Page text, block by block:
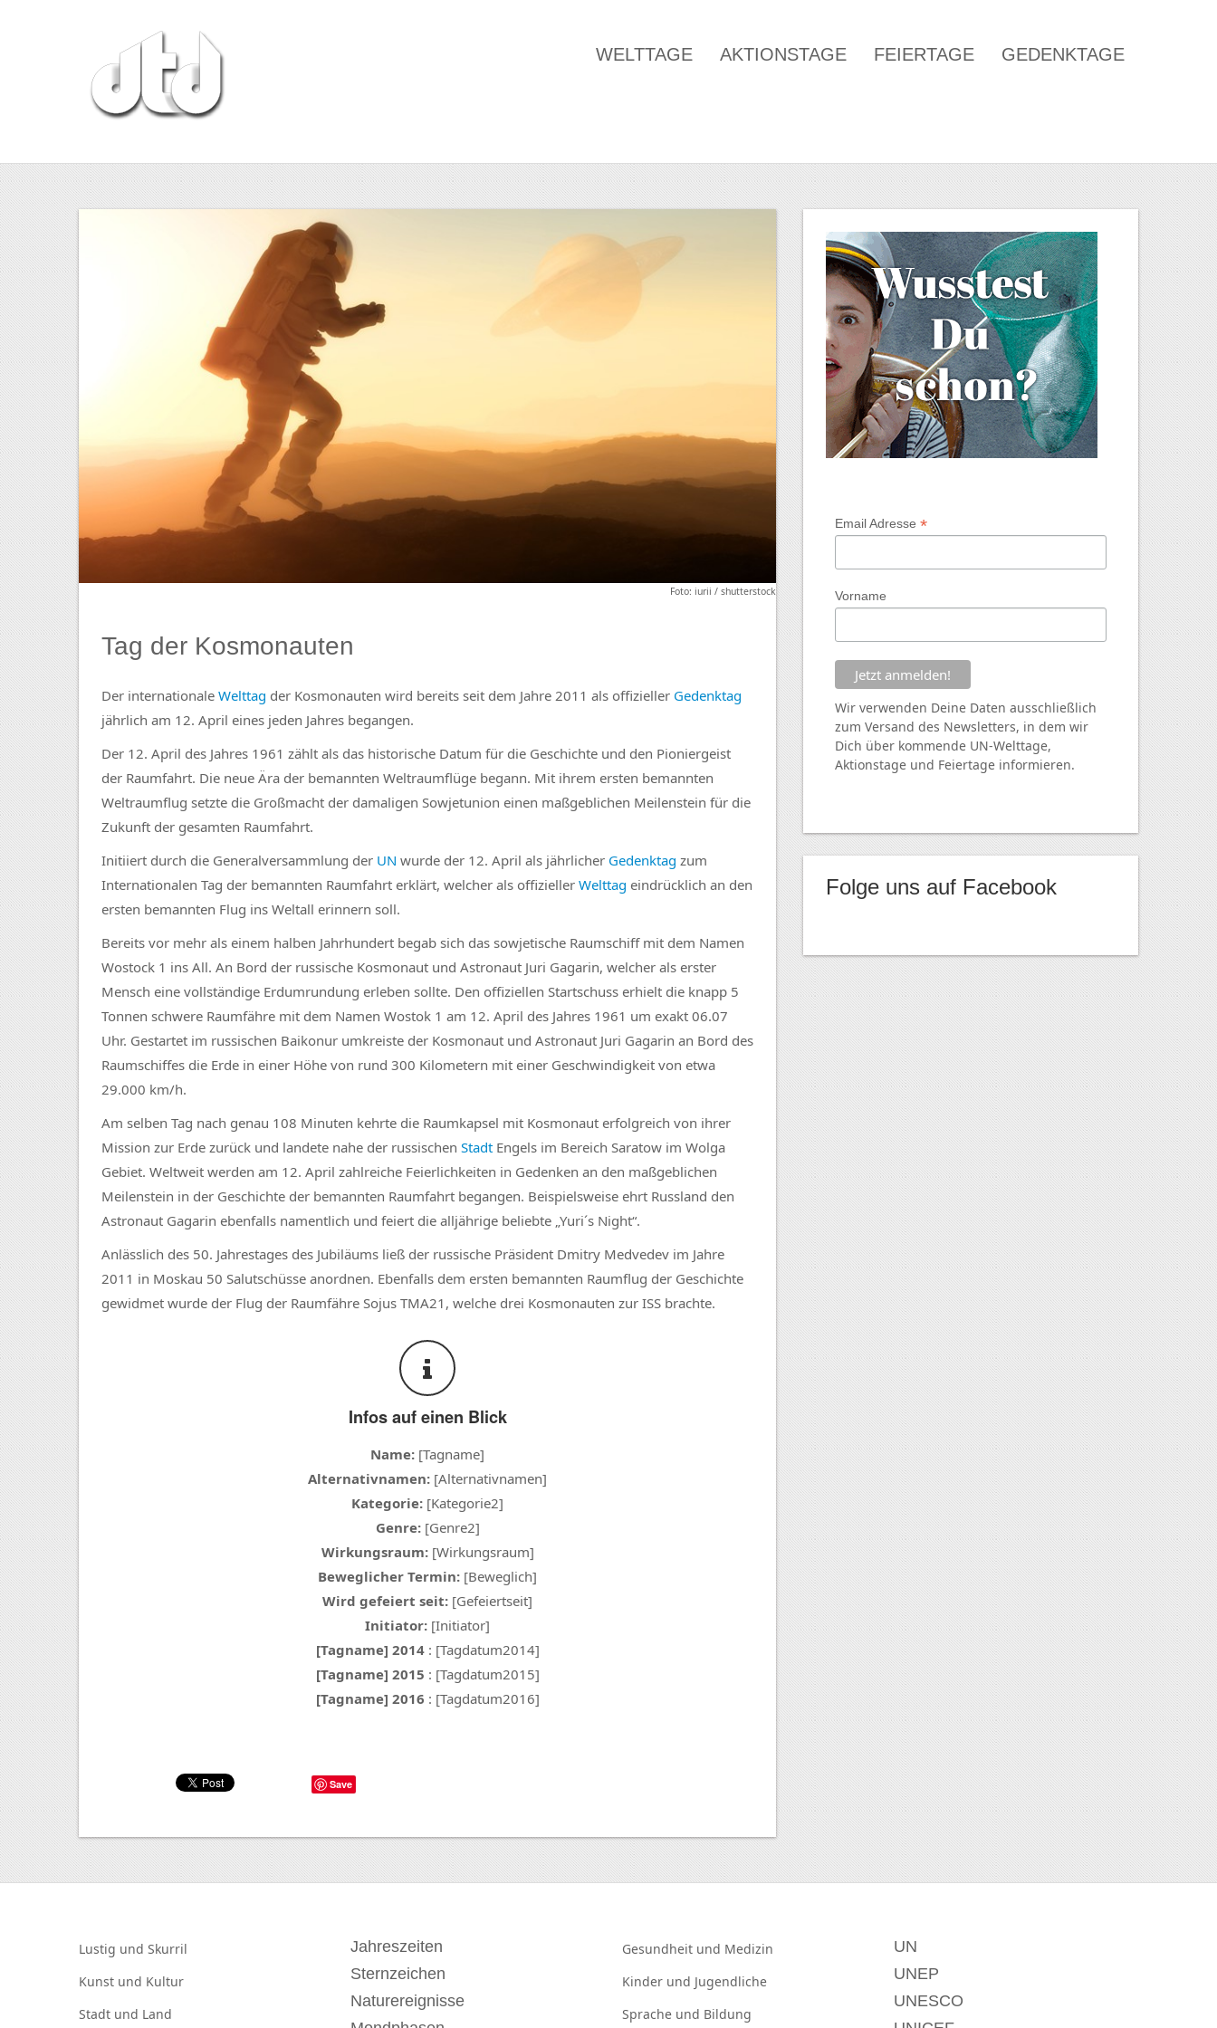
WELTTAGE AKTIONSTAGE FEIERTAGE GEDENKTAGE
Foto: iurii / shutterstock
Tag der Kosmonauten
Der internationale Welttag der Kosmonauten wird bereits seit dem Jahre 2011 als offizieller Gedenktag
jährlich am 12. April eines jeden Jahres begangen.
Der 12. April des Jahres 1961 zählt als das historische Datum für die Geschichte und den Pioniergeist
der Raumfahrt. Die neue Ära der bemannten Weltraumflüge begann. Mit ihrem ersten bemannten
Weltraumflug setzte die Großmacht der damaligen Sowjetunion einen maßgeblichen Meilenstein für die
Zukunft der gesamten Raumfahrt.
Initiiert durch die Generalversammlung der UN wurde der 12. April als jährlicher Gedenktag zum
Internationalen Tag der bemannten Raumfahrt erklärt, welcher als offizieller Welttag eindrücklich an den
ersten bemannten Flug ins Weltall erinnern soll.
Bereits vor mehr als einem halben Jahrhundert begab sich das sowjetische Raumschiff mit dem Namen
Wostock 1 ins All. An Bord der russische Kosmonaut und Astronaut Juri Gagarin, welcher als erster
Mensch eine vollständige Erdumrundung erleben sollte. Den offiziellen Startschuss erhielt die knapp 5
Tonnen schwere Raumfähre mit dem Namen Wostok 1 am 12. April des Jahres 1961 um exakt 06.07
Uhr. Gestartet im russischen Baikonur umkreiste der Kosmonaut und Astronaut Juri Gagarin an Bord des
Raumschiffes die Erde in einer Höhe von rund 300 Kilometern mit einer Geschwindigkeit von etwa
29.000 km/h.
Am selben Tag nach genau 108 Minuten kehrte die Raumkapsel mit Kosmonaut erfolgreich von ihrer
Mission zur Erde zurück und landete nahe der russischen Stadt Engels im Bereich Saratow im Wolga
Gebiet. Weltweit werden am 12. April zahlreiche Feierlichkeiten in Gedenken an den maßgeblichen
Meilenstein in der Geschichte der bemannten Raumfahrt begangen. Beispielsweise ehrt Russland den
Astronaut Gagarin ebenfalls namentlich und feiert die alljährige beliebte „Yuri´s Night“.
Anlässlich des 50. Jahrestages des Jubiläums ließ der russische Präsident Dmitry Medvedev im Jahre
2011 in Moskau 50 Salutschüsse anordnen. Ebenfalls dem ersten bemannten Raumflug der Geschichte
gewidmet wurde der Flug der Raumfähre Sojus TMA21, welche drei Kosmonauten zur ISS brachte.
Infos auf einen Blick
Name: [Tagname]
Alternativnamen: [Alternativnamen]
Kategorie: [Kategorie2]
Genre:[Genre2]
Wirkungsraum:[Wirkungsraum]
Beweglicher Termin: [Beweglich]
Wird gefeiert seit: [Gefeiertseit]
Initiator: [Initiator]
[Tagname] 2014 : [Tagdatum2014]
[Tagname] 2015 : [Tagdatum2015]
[Tagname] 2016 : [Tagdatum2016]
Save
Email Adresse *
Vorname
Wir verwenden Deine Daten ausschließlich
zum Versand des Newsletters, in dem wir
Dich über kommende UN-Welttage,
Aktionstage und Feiertage informieren.
Folge uns auf Facebook
Lustig und Skurril
Kunst und Kultur
Stadt und Land
Jahreszeiten
Sternzeichen
Naturereignisse
Gesundheit und Medizin
Kinder und Jugendliche
Sprache und Bildung
UN
UNEP
UNESCO